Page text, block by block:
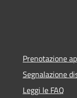
Prenotazione
Segnalazione
Leggi le FAQ